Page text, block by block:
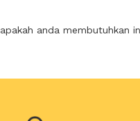
apakah anda membutuhkan